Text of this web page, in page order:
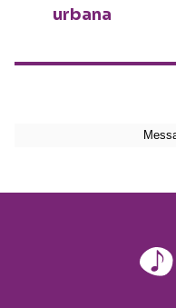
urbana